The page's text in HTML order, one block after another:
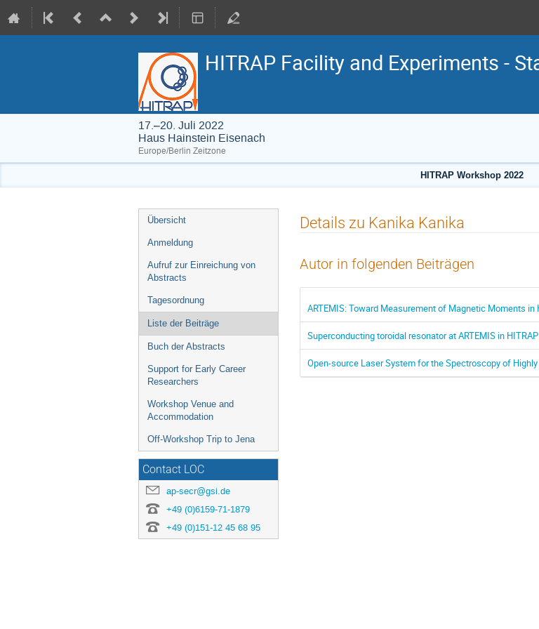
HITRAP Facility and Experiments -
17.–20. Juli 2022
Haus Hainstein Eisenach
Europe/Berlin Zeitzone
HITRAP Workshop 2022
Veranstaltungsmenü
Übersicht
Anmeldung
Aufruf zur Einreichung von
Abstracts
Tagesordnung
Liste der Beiträge
Buch der Abstracts
Support for Early Career
Researchers
Workshop Venue and
Accommodation
Off-Workshop Trip to Jena
Contact LOC
ap-secr@gsi.de
+49 (0)6159-71-1879
+49 (0)151-12 45 68 95
Details zu Kanika Kanika
Autor in folgenden Beiträgen
ARTEMIS: Toward Measurement of Magnetic Moments in
Superconducting toroidal resonator at ARTEMIS in HITRAP
Open-source Laser System for the Spectroscopy of